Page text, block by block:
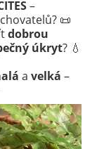
–
📜
dobrou
úkryt? 💧
a velká –